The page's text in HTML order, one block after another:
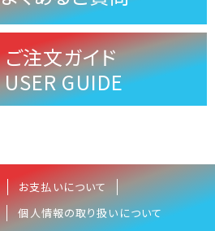
ご注文ガイド
USER GUIDE
お支払いについて
個人情報の取り扱いについて